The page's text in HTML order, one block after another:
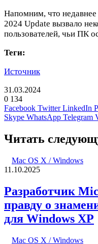
Напомним, что
2024 Update вызвало
пользователей, чьи ПК
Теги:
Источник
31.03.2024
0 134
Facebook Twitter LinkedIn
Skype WhatsApp Telegram
Читать
Mac OS X / Windows
11.10.2025
Разработчик
правду о
для Windows XP
Mac OS X / Windows